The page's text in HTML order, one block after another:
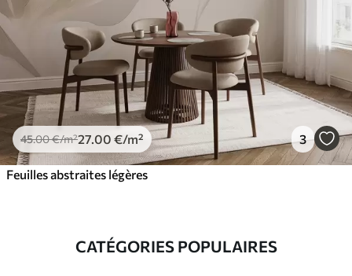
45.00€/m²27 .00 €/m² 3
Feuilles abstraites légères
CATÉGORIES POPULAIRES